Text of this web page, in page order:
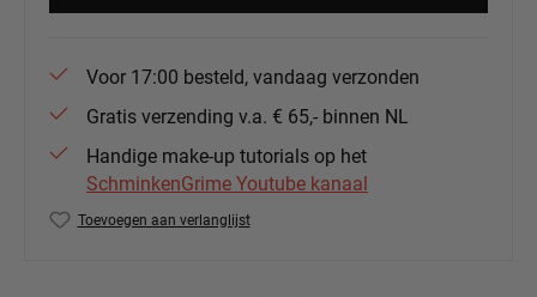
Voor 17:00 besteld, vandaag verzonden
Gratis verzending v.a. € 65,- binnen NL
Handige make-up tutorials op het
SchminkenGrime Youtube kanaal
Toevoegen aan verlanglijst